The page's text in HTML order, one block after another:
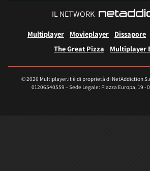
IL NETWORK
Multiplayer Movieplayer Dissapore
The Great Pizza
Multiplayer
© 2026 Multiplayer.it è di proprietà di NetAddiction
01206540559 – Sede Legale: Piazza Europa, 19 -